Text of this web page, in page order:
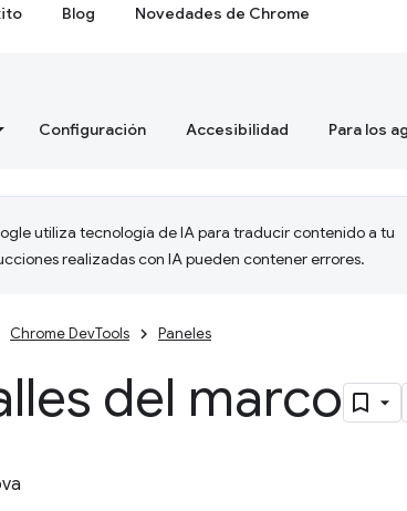
Blog Novedades de Chrome
Configuración Accesibilidad Para los
utiliza tecnología de IA para traducir contenido a tu
realizadas con IA pueden contener errores.
Chrome DevTools Paneles
del marco